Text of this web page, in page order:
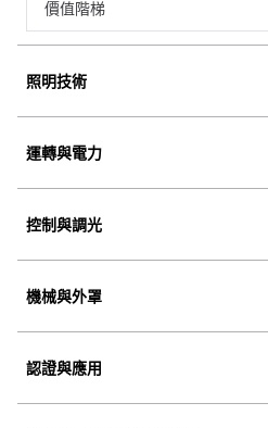
價值階梯
照明技術
運轉與電力
控制與調光
機械與外罩
認證與應用